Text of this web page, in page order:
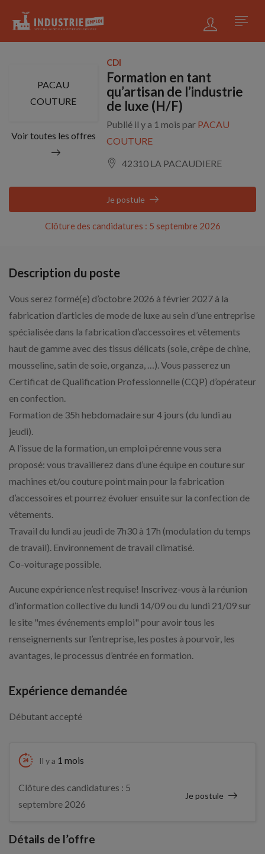
PACAU
COUTURE
Voir toutes les offres
CDI
Formation en tant
qu’artisan de l’industrie
de luxe (H/F)
Publié il y a 1 mois par PACAU
COUTURE
42310 LA PACAUDIERE
Clôture des candidatures : 5 septembre 2026
Je postule
Description du poste
Vous serez formé(e) d’octobre 2026 à février 2027 à la
fabrication d’articles de mode de luxe au sein d’une entreprise
spécialisée dans la fabrication d’accessoires et vêtements
haut de gamme avec des tissus délicats (soie, crêpe de chine,
mousseline, satin de soie, organza, …). Vous passerez un
Certificat de Qualification Professionnelle (CQP) d’opérateur
en confection.
Formation de 35h hebdomadaire sur 4 jours (du lundi au
jeudi).
A l’issue de la formation, un emploi pérenne vous sera
proposé: vous travaillerez dans d’une équipe en couture sur
machines et/ou couture point main pour la fabrication
d’accessoires et pourrez évoluer ensuite sur la confection de
vêtements.
Travail du lundi au jeudi de 7h30 à 17h (modulation du temps
de travail). Environnement de travail climatisé.
Co-voiturage possible.
Aucune expérience n’est requise! Inscrivez-vous à la réunion
d’information collective du lundi 14/09 ou du lundi 21/09 sur
le site "mes événements emploi" pour avoir tous les
renseignements sur l’entreprise, les postes à pourvoir, les
avantages, le processus d’entrée en formation.
Expérience demandée
Débutant accepté
Il y a 1 mois
Clôture des candidatures : 5
septembre 2026
Je postule
Détails de l’offre